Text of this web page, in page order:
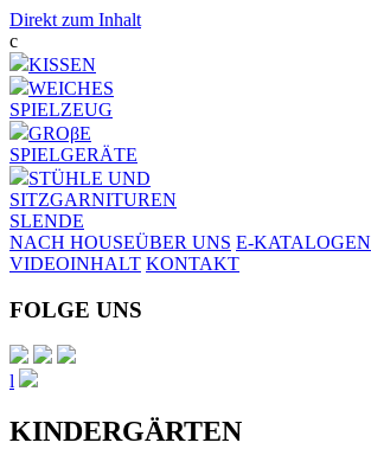
Direkt zum Inhalt
c
KISSEN
WEICHES
SPIELZEUG
GROβE
SPIELGERÄTE
STÜHLE UND
SITZGARNITUREN
SLENDE
NACH HOUSEÜBER UNS E-KATALOGEN
VIDEOINHALT KONTAKT
FOLGE UNS
l
KINDERGÄRTEN